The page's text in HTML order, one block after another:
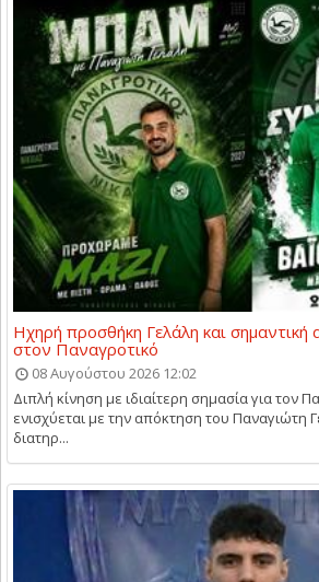
Ηχηρή προσθήκη Γελάλη και
στον Παναγροτικό
08 Αυγούστου 2026 12:02
Διπλή κίνηση με ιδιαίτερη σημασία για τον
ενισχύεται με την απόκτηση του Παναγιώτη
διατηρ...